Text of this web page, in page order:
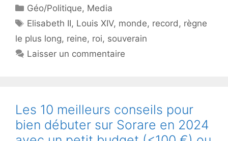
Catégories
Géo/Politique, Media
Étiquettes
Elisabeth II, Louis XIV, monde, record , règne
le plus long, reine, roi, souverain
Laisser un commentaire
Les 10 meilleurs conseils pour
bien débuter sur Sorare en 2024